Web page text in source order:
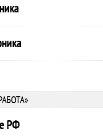
РФ